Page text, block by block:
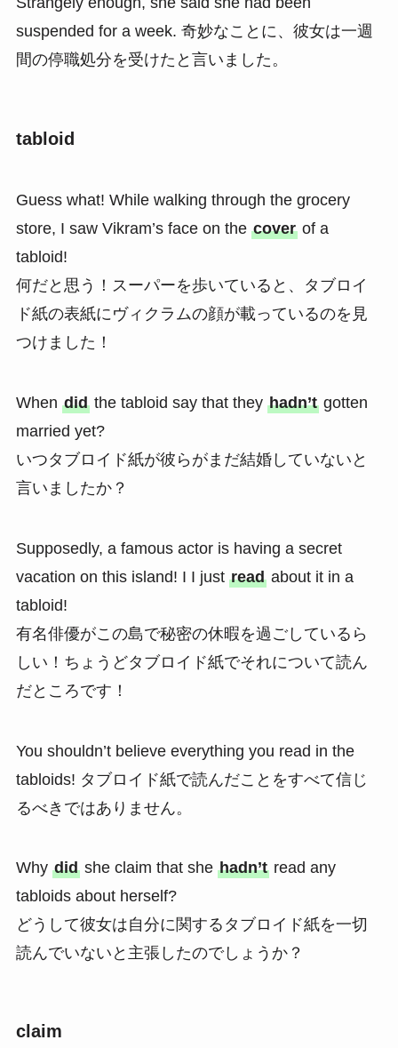
suspended for a week. 奇妙なことに、彼女は一週
間の停職処分を受けたと言いました。
tabloid
Guess what! While walking through the grocery
store, I saw Vikram’s face on the coverof a
tabloid!
何だと思う！スーパーを歩いていると、タブロイ
ド紙の表紙にヴィクラムの顔が載っているのを見
つけました！
When didthe tabloid say that they hadn’tgotten
married yet?
いつタブロイド紙が彼らがまだ結婚していないと
言いましたか？
Supposedly, a famous actor is having a secret
vacation on this island! I I just readabout it in a
tabloid!
有名俳優がこの島で秘密の休暇を過ごしているら
しい！ちょうどタブロイド紙でそれについて読ん
だところです！
You shouldn’t believe everything you read in the
tabloids! タブロイド紙で読んだことをすべて信じ
るべきではありません。
Why didshe claim that she hadn’tread any
tabloids about herself?
どうして彼女は自分に関するタブロイド紙を一切
読んでいないと主張したのでしょうか？
claim